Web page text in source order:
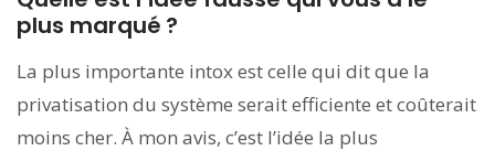
plus marqué ?
La plus importante intox est celle qui dit que la
privatisation du système serait efficiente et coûterait
moins cher. À mon avis, c’est l’idée la plus